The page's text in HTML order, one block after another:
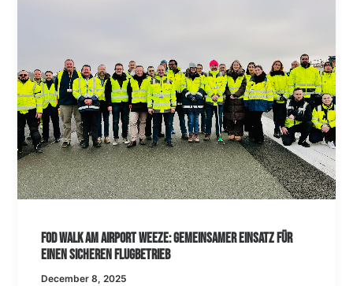
FOD Walk am Airport Weeze: Gemeinsamer Einsatz für
einen sicheren Flugbetrieb
December 8, 2025